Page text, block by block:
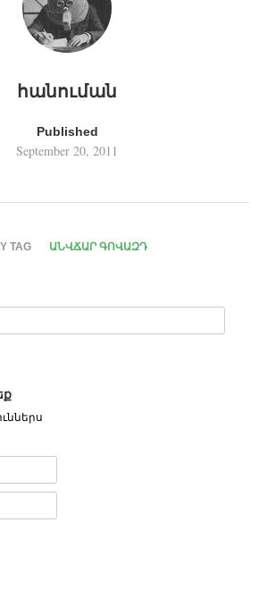
հանուման
Published
September 20, 2011
TAG ԱՆՎՃԱՐ ԳՈՎԱԶԴ